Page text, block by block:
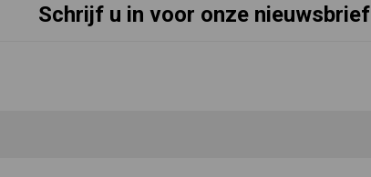
Schrijf u in voor onze nieuwsbrief